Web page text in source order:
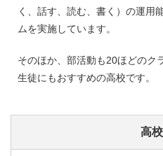
く、話す、読む、書く）の運用
ムを実施しています。
そのほか、部活動も20ほどのク
生徒にもおすすめの高校です。
高